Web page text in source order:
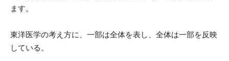
ます。
東洋医学の考え方に、一部は全体を表し、全体は一部を反映
している。